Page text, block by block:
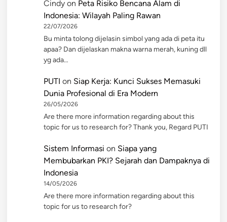
Cindy on Peta Risiko Bencana Alam di
Indonesia: Wilayah Paling Rawan
22/07/2026
Bu minta tolong dijelasin simbol yang ada di peta itu
apaa? Dan dijelaskan makna warna merah, kuning dll
yg ada…
PUTI on Siap Kerja: Kunci Sukses Memasuki
Dunia Profesional di Era Modern
26/05/2026
Are there more information regarding about this
topic for us to research for? Thank you, Regard PUTI
Sistem Informasi on Siapa yang
Membubarkan PKI? Sejarah dan Dampaknya di
Indonesia
14/05/2026
Are there more information regarding about this
topic for us to research for?